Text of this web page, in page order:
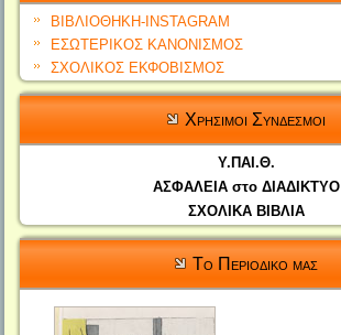
ΒΙΒΛΙΟΘΗΚΗ-INSTAGRAM
ΕΣΩΤΕΡΙΚΟΣ ΚΑΝΟΝΙΣΜΟΣ
ΣΧΟΛΙΚΟΣ ΕΚΦΟΒΙΣΜΟΣ
Χρησιμοι Συνδεσμοι
Υ.ΠΑΙ.Θ.
ΑΣΦΑΛΕΙΑ στο ΔΙΑΔΙΚΤΥΟ
ΣΧΟΛΙΚΑ ΒΙΒΛΙΑ
Το Περιοδικο μας